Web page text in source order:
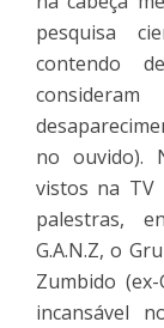
pesquisa
contendo
no ouvido).
vistos na TV
palestras,
G.A.N.Z, o
Zumbido
incansável